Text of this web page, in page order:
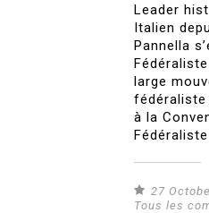
Leader
Italien
Pannella
large
fédéraliste
à la
27
Tous les